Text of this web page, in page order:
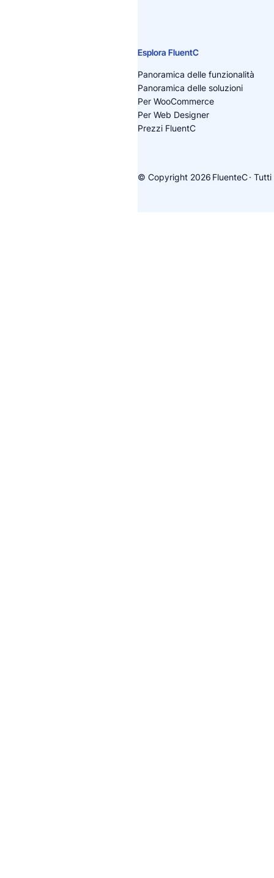
Esplora FluentC
Panoramica delle funzionalità
Panoramica delle soluzioni
Per WooCommerce
Per Web Designer
Prezzi FluentC
© Copyright 2026 FluenteC·